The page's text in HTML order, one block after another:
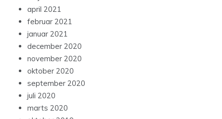
april 2021
februar 2021
januar 2021
december 2020
november 2020
oktober 2020
september 2020
juli 2020
marts 2020